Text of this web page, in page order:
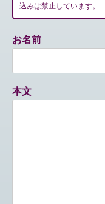
込みは禁止しています。
お名前
本文